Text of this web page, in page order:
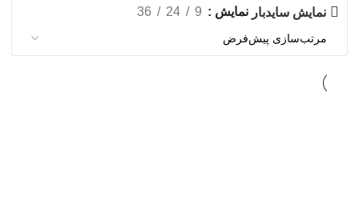
نمایش سایدبار نمایش 9
24
36